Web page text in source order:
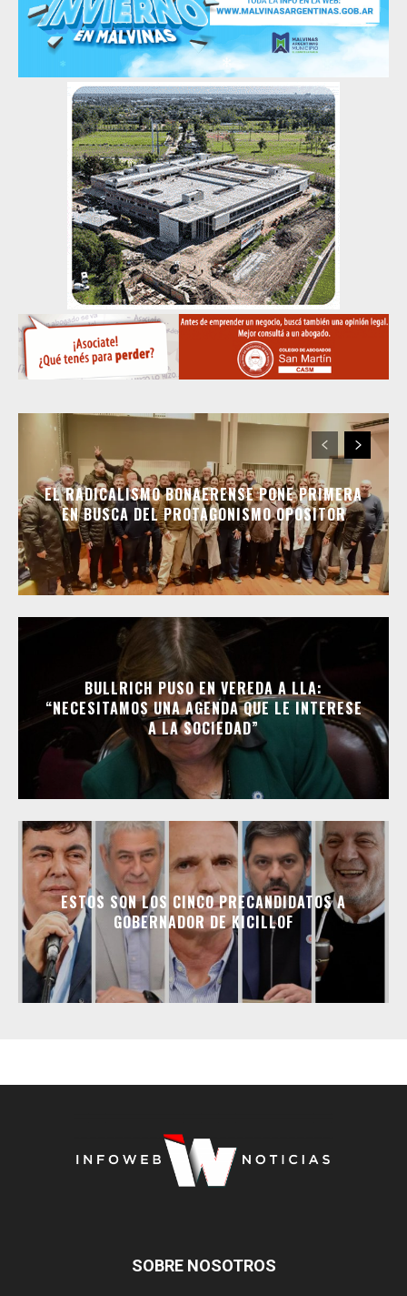
EL RADICALISMO BONAERENSE PONE PRIMERA
EN BUSCA DEL PROTAGONISMO OPOSITOR
BULLRICH PUSO EN VEREDA A LLA:
“NECESITAMOS UNA AGENDA QUE LE INTERESE
A LA SOCIEDAD”
ESTOS SON LOS CINCO PRECANDIDATOS A
GOBERNADOR DE KICILLOF
SOBRE NOSOTROS